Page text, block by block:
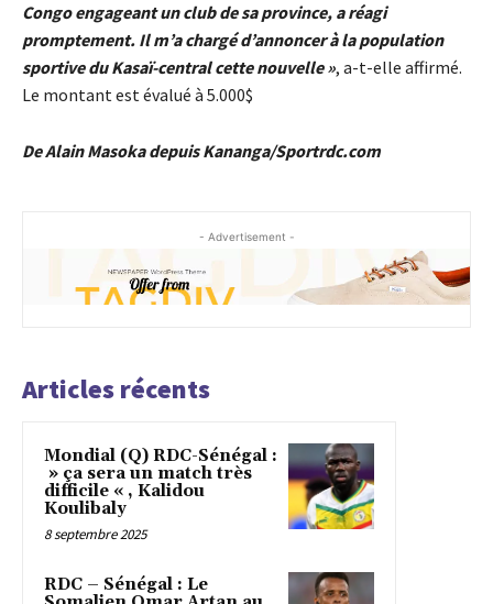
Congo engageant un club de sa province, a réagi
promptement. Il m’a chargé d’annoncer à la population
sportive du Kasaï-central cette nouvelle », a-t-elle affirmé.
Le montant est évalué à 5.000$
De Alain Masoka depuis Kananga/Sportrdc.com
- Advertisement -
Articles récents
Mondial (Q) RDC-Sénégal :
» ça sera un match très
difficile « , Kalidou
Koulibaly
8 septembre 2025
RDC – Sénégal : Le